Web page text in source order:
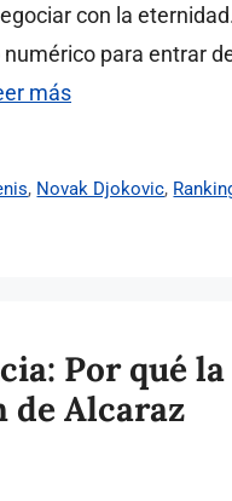
con la
para entrar
más
, Novak Djokovic,
Por qué
de Alcaraz